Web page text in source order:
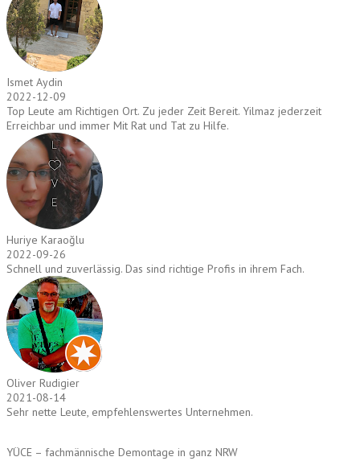
Ismet Aydin
2022-12-09
Top Leute am Richtigen Ort. Zu jeder Zeit Bereit. Yilmaz jederzeit
Erreichbar und immer Mit Rat und Tat zu Hilfe.
Huriye Karaoğlu
2022-09-26
Schnell und zuverlässig. Das sind richtige Profis in ihrem Fach.
Oliver Rudigier
2021-08-14
Sehr nette Leute, empfehlenswertes Unternehmen.
YÜCE – fachmännische Demontage in ganz NRW